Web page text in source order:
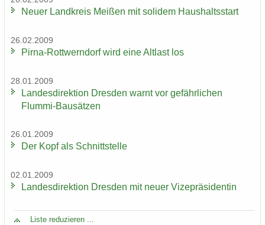
Neuer Land­kreis Mei­ßen mit so­li­dem Haus­halts­start
26.02.2009
Pirna-​Rottwerndorf wird eine Alt­last los
28.01.2009
Lan­des­di­rek­ti­on Dres­den warnt vor ge­fähr­li­chen
Flummi-​Bausätzen
26.01.2009
Der Kopf als Schnitt­stel­le
02.01.2009
Lan­des­di­rek­ti­on Dres­den mit neuer Vi­ze­prä­si­den­tin
Liste re­du­zie­ren ...